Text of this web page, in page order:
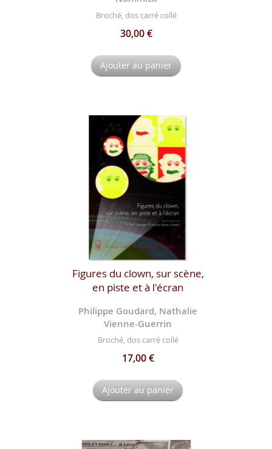
Broché, dos carré collé
30,00 €
Ajouter au panier
Figures du clown, sur scène,
en piste et à l'écran
Philippe Goudard, Nathalie
Vienne-Guerrin
Broché, dos carré collé
17,00 €
Ajouter au panier